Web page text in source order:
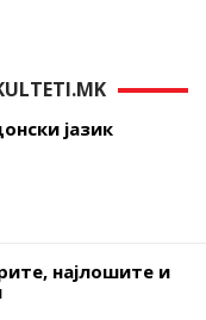
јазик
најлошите и